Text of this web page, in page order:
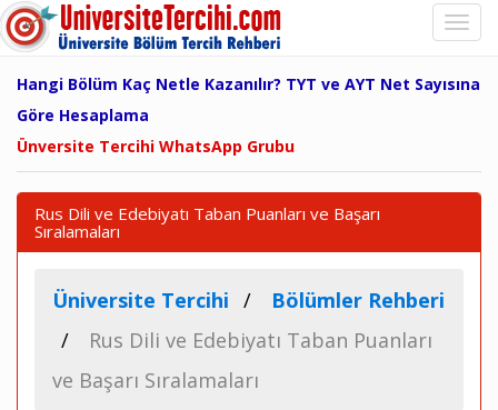
Hangi Bölüm Kaç Netle Kazanılır? TYT ve AYT Net Sayısına
Göre Hesaplama
Ünversite Tercihi WhatsApp Grubu
Rus Dili ve Edebiyatı Taban Puanları ve Başarı
Sıralamaları
Üniversite Tercihi
Bölümler Rehberi
Rus Dili ve Edebiyatı Taban Puanları
ve Başarı Sıralamaları